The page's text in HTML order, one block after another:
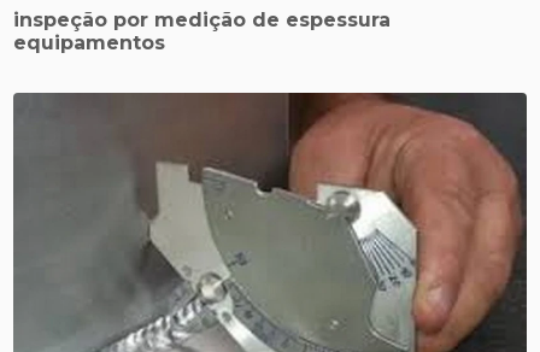
inspeção por medição de espessura
equipamentos